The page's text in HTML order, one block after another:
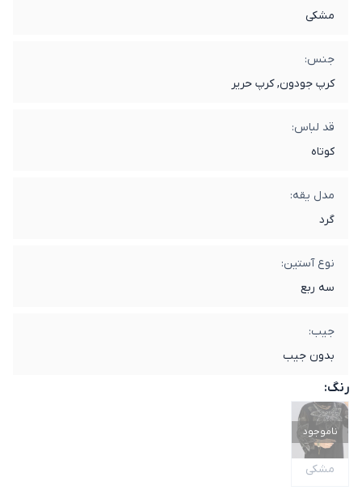
مشکی
جنس:
کرپ جودون, کرپ حریر
قد لباس:
کوتاه
مدل یقه:
گرد
نوع آستین:
سه ربع
جیب:
بدون جیب
رنگ:
ناموجود
مشکی